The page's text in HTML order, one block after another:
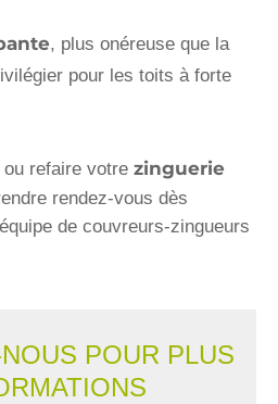
, plus onéreuse que la
pour les toits à forte
refaire votre zinguerie
rendez-vous dès
de couvreurs-zingueurs
POUR PLUS